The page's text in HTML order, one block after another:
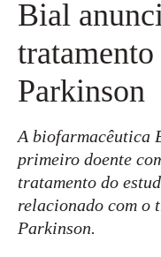
Bial
tratamento
Parkinson
A biofarmacêutica
primeiro doente
tratamento do
relacionado com o
Parkinson.